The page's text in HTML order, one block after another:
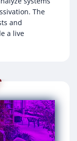
The
and
a live